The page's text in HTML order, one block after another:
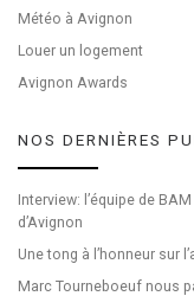
Météo à Avignon
Louer un logement
Avignon Awards
NOS DERNIÈRES
Interview: l’équipe de
d’Avignon
Une tong à l’honneur sur
Marc Tourneboeuf nous